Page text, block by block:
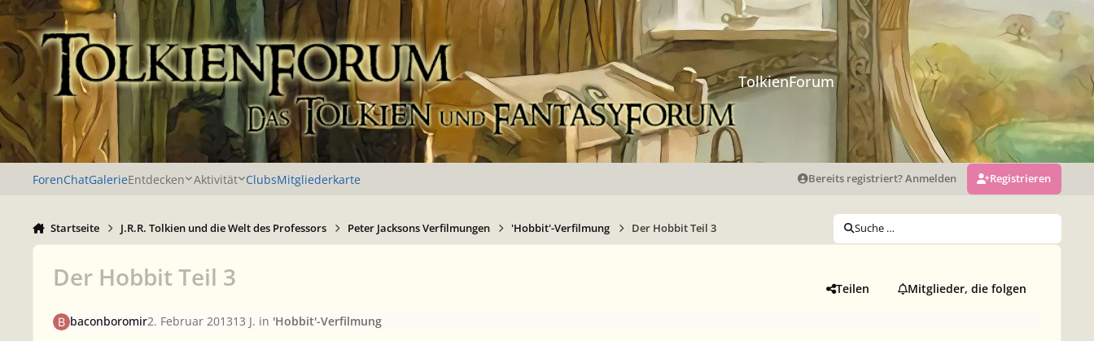
Zu Inhalt springen
TolkienForum
ForenChatGalerieEntdecken Aktivität ClubsMitgliederkarte Bereits registriert? Anmelden Registrieren
Startseite J.R.R. Tolkien und die Welt des Professors Peter Jacksons Verfilmungen 'Hobbit'-Verfilmung Der Hobbit Teil 3 Suche …
Der Hobbit Teil 3 Teilen Mitglieder, die folgen
baconboromir2. Februar 201313 J. in 'Hobbit'-Verfilmung